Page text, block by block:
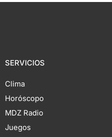
SERVICIOS
Clima
Horóscopo
MDZ Radio
Juegos